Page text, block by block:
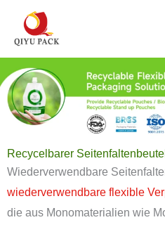
Inhalt
springen
Recycelbarer Seitenfaltenbeutel
Wiederverwendbare
wiederverwendbare flexible
die aus Monomaterialien wie